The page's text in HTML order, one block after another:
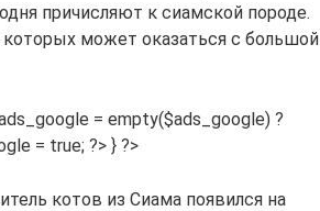
причисляют к сиамской породе.
может оказаться с большой
= empty($ads_google) ?
= true; ?> } ?>
котов из Сиама появился на